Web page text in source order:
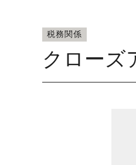
税務関係
クローズ